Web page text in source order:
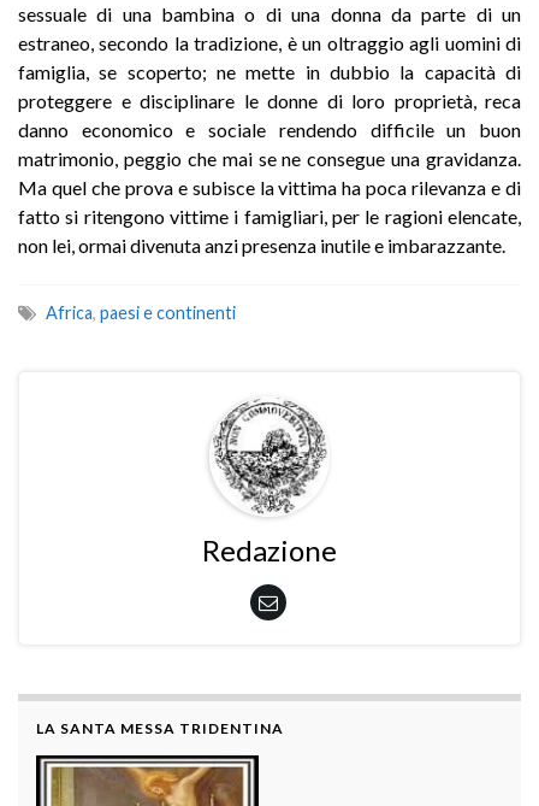
sessuale di una bambina o di una donna da parte di un
estraneo, secondo la tradizione, è un oltraggio agli uomini di
famiglia, se scoperto; ne mette in dubbio la capacità di
proteggere e disciplinare le donne di loro proprietà, reca
danno economico e sociale rendendo difficile un buon
matrimonio, peggio che mai se ne consegue una gravidanza.
Ma quel che prova e subisce la vittima ha poca rilevanza e di
fatto si ritengono vittime i famigliari, per le ragioni elencate,
non lei, ormai divenuta anzi presenza inutile e imbarazzante.
Africa, paesi e continenti
Redazione
LA SANTA MESSA TRIDENTINA